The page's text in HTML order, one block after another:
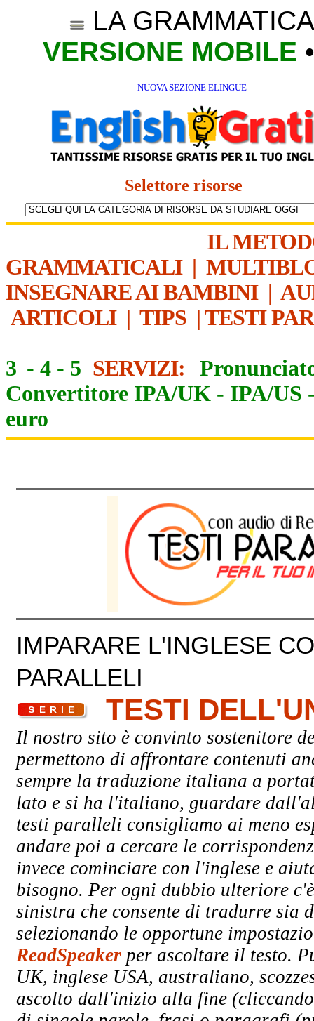
LA
VERSIONE MOBILE
NUOVA SEZIONE ELINGUE
Selettore risorse
IL
GRAMMATICALI|
INSEGNARE AI BAMBINI|
ARTICOLI| TIPS | TESTI
3 - 4 - 5 SERVIZI:
Convertitore IPA/UK - IPA/US
euro
IMPARARE L'INGLESE
PARALLELI
TESTI
Il nostro sito è convinto sostenitore
permettono di affrontare contenuti
sempre la traduzione italiana a
lato e si ha l'italiano, guardare
testi paralleli consigliamo ai meno
andare poi a cercare le
invece cominciare con l'inglese e
bisogno. Per ogni dubbio ulteriore
sinistra che consente di tradurre
selezionando le opportune
ReadSpeaker per ascoltare il testo.
UK, inglese USA, australiano,
ascolto dall'inizio alla fine